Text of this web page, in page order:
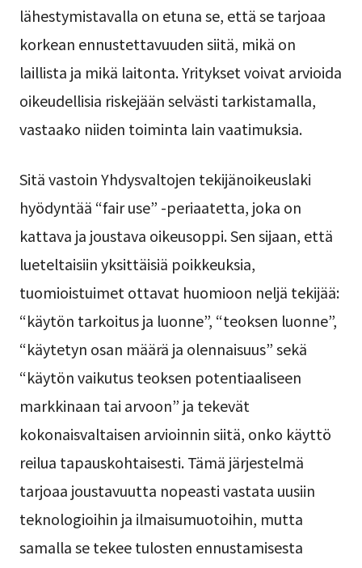
lähestymistavalla on etuna se, että se tarjoaa
korkean ennustettavuuden siitä, mikä on
laillista ja mikä laitonta. Yritykset voivat arvioida
oikeudellisia riskejään selvästi tarkistamalla,
vastaako niiden toiminta lain vaatimuksia.
Sitä vastoin Yhdysvaltojen tekijänoikeuslaki
hyödyntää “fair use” -periaatetta, joka on
kattava ja joustava oikeusoppi. Sen sijaan, että
lueteltaisiin yksittäisiä poikkeuksia,
tuomioistuimet ottavat huomioon neljä tekijää:
“käytön tarkoitus ja luonne”, “teoksen luonne”,
“käytetyn osan määrä ja olennaisuus” sekä
“käytön vaikutus teoksen potentiaaliseen
markkinaan tai arvoon” ja tekevät
kokonaisvaltaisen arvioinnin siitä, onko käyttö
reilua tapauskohtaisesti. Tämä järjestelmä
tarjoaa joustavuutta nopeasti vastata uusiin
teknologioihin ja ilmaisumuotoihin, mutta
samalla se tekee tulosten ennustamisesta